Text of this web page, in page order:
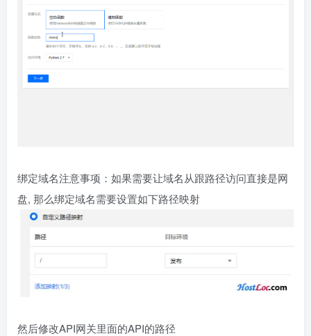
绑定域名注意事项：如果需要让域名从跟路径访问直接是网
盘, 那么绑定域名需要设置如下路径映射
然后修改API网关里面的API的路径